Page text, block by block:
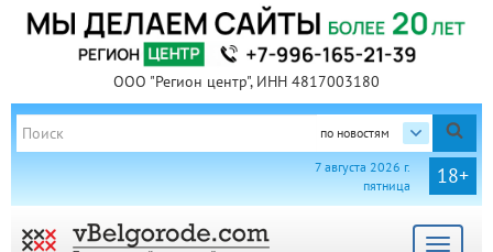
ООО "Регион центр", ИНН 4817003180
по новостям
18+
7 августа 2026 г.
пятница
Toggle